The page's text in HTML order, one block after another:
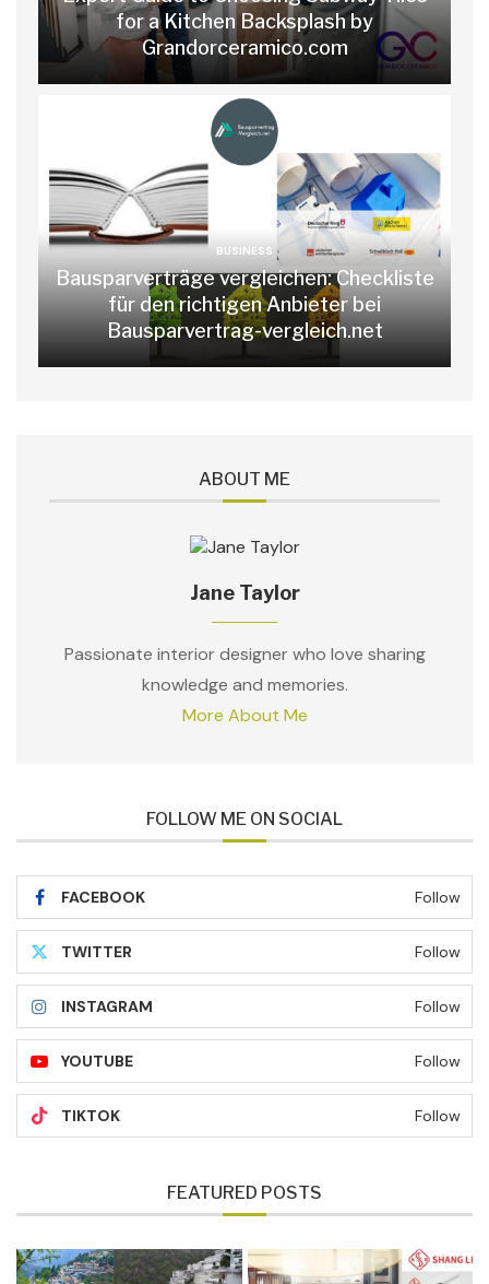
for a Kitchen Backsplash by
Grandorceramico.com
BUSINESS
Bausparverträge vergleichen: Checkliste
für den richtigen Anbieter bei
Bausparvertrag-vergleich.net
ABOUT ME
Jane Taylor
Passionate interior designer who love sharing
knowledge and memories.
More About Me
FOLLOW ME ON SOCIAL
FACEBOOK Follow
TWITTER Follow
INSTAGRAM Follow
YOUTUBE Follow
TIKTOK Follow
FEATURED POSTS